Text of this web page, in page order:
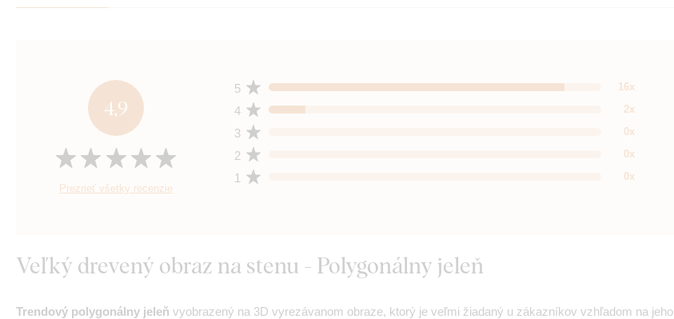
4,9
Prezrieť všetky recenzie
1 0x
2 0x
3 0x
4 2x
5 16x
Veľký drevený obraz na stenu - Polygonálny jeleň
Trendový polygonálny jeleň vyobrazený na 3D vyrezávanom obraze, ktorý je veľmi žiadaný u zákazníkov vzhľadom na jeho